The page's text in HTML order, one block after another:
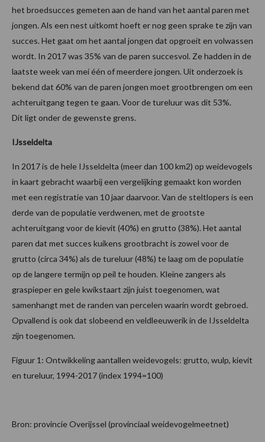
het broedsucces gemeten aan de hand van het aantal paren met
jongen. Als een nest uitkomt hoeft er nog geen sprake te zijn van
succes. Het gaat om het aantal jongen dat opgroeit en volwassen
wordt. In 2017 was 35% van de paren succesvol. Ze hadden in de
laatste week van mei één of meerdere jongen. Uit onderzoek is
bekend dat 60% van de paren jongen moet grootbrengen om een
achteruitgang tegen te gaan. Voor de tureluur was dit 53%.
Dit ligt onder de gewenste grens.
IJsseldelta
In 2017 is de hele IJsseldelta (meer dan 100 km2) op weidevogels
in kaart gebracht waarbij een vergelijking gemaakt kon worden
met een registratie van 10 jaar daarvoor. Van de steltlopers is een
derde van de populatie verdwenen, met de grootste
achteruitgang voor de kievit (40%) en grutto (38%). Het aantal
paren dat met succes kuikens grootbracht is zowel voor de
grutto (circa 34%) als de tureluur (48%) te laag om de populatie
op de langere termijn op peil te houden. Kleine zangers als
graspieper en gele kwikstaart zijn juist toegenomen, wat
samenhangt met de randen van percelen waarin wordt gebroed.
Opvallend is ook dat slobeend en veldleeuwerik in de IJsseldelta
zijn toegenomen.
Figuur 1: Ontwikkeling aantallen weidevogels: grutto, wulp, kievit
en tureluur, 1994-2017 (index 1994=100)
Bron: provincie Overijssel (provinciaal weidevogelmeetnet)